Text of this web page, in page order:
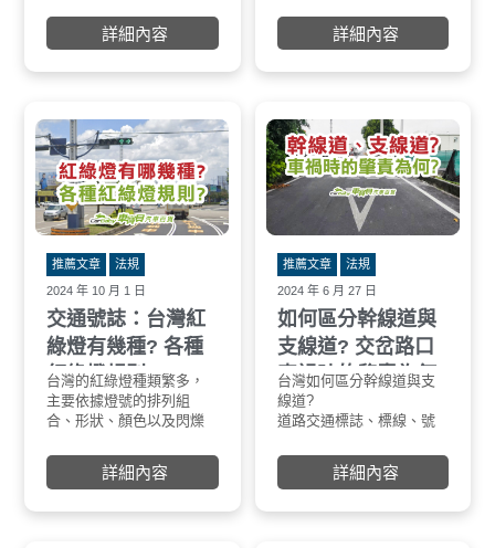
• 特定路段、停車區重新規劃
• 行人友善或特定管制區域試辦
為準，行車前建議多留意最新資訊。
五、2026 交通新制對車主的影響是什麼？
整體來看，2026 年交通法規調整有三大方向：
1. 提高駕照門檻，強化實務能力
2. 對高風險行為加重罰則與管理
3. 提升道路整體安全與行人保護
對一般車主而言，除了遵守新規定外，也建議定
期檢查車輛狀況，確保輪胎、煞車、燈具等行車
安全配備正常，降低違規與事故風險。
________________________________________
結語
2026 年台灣交通新制不只是修法，而是全面朝向
「更安全的用路環境」前進。
無論是新手駕駛、長期開車的老司機，或是家中
有長輩駕車，都建議提前了解新制內容，才能安
心又合法地上路。
路口狀
應以安
斷是否
就是說，改裝排氣管必須
經過認證才能合法使用。
噪音超標，還將依《噪音
管制法》加罰1800至3600
元。兩項罰款合計，最高
可達5400元。
緩衝期：政府提供一定時
間的緩衝期，讓車主可以
免費進行噪音檢測並取得
認證。
機車駕訓補助升級：
補助加碼：政府持續推動
機車駕訓補助，2025年推
出「駕訓3.0」計畫，持有
學習駕照者參加駕訓可獲
得2500元補助。
多元選擇：除了駕訓3.0，
還有駕訓2.0（已取得駕照
元）可選擇，最高可領
3800元。
詳細內容
的行為。此行為在法律上
被視為嚴重違法，肇事者
詳細內容
交通號誌：台灣紅
綠燈有幾種? 各種
紅綠燈規則?
2024 年 10 月 1 日
推薦文章 法規
台灣的紅綠燈種類繁多，
主要依據燈號的排列組
合、形狀、顏色以及閃爍
組合，代表著不同的交通
管制意義，用以規範車輛
【紅綠燈的種類與意義】圓形紅燈：表示禁
入路口。
將失去通行路權，
準備停止。但如車
詳細內容
如何區分幹線道與
支線道? 交岔路口
車禍時的肇責為何?
2024 年 6 月 27 日
推薦文章 法規
台灣如何區分幹線道與支
線道?
道路交通標誌、標線、號
依據為道路交通標誌、標
線、號誌之指示。例如，
車→直
詳細內容